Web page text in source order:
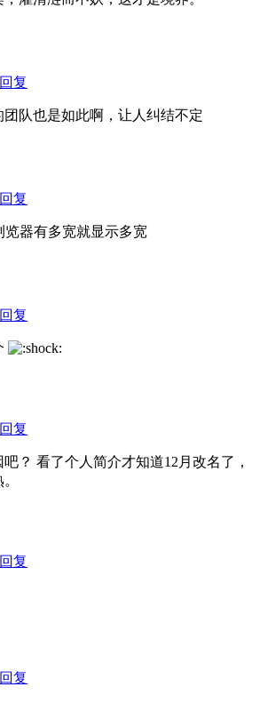
回复
队也是如此啊，让人纠结不定
回复
览器有多宽就显示多宽
回复
回复
？ 看了个人简介才知道12月改名了，
回复
回复